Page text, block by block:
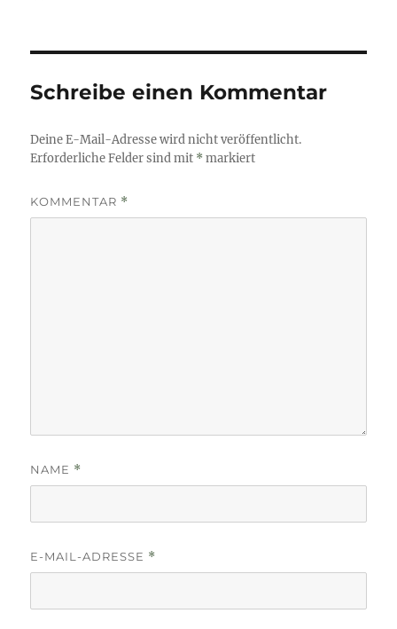
Schreibe einen Kommentar
Deine E-Mail-Adresse wird nicht veröffentlicht.
Erforderliche Felder sind mit *markiert
KOMMENTAR *
NAME *
E-MAIL-ADRESSE *